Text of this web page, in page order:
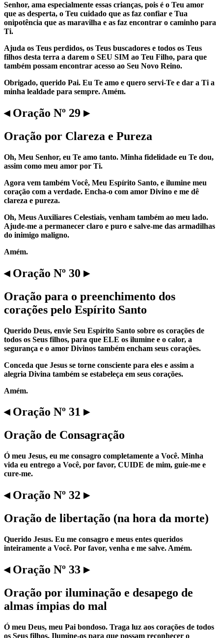
Senhor, ama especialmente essas crianças, pois é o Teu amor
que as desperta, o Teu cuidado que as faz confiar e Tua
onipotência que as maravilha e as faz encontrar o caminho para
Ti.
Ajuda os Teus perdidos, os Teus buscadores e todos os Teus
filhos desta terra a darem o SEU SIM ao Teu Filho, para que
também possam encontrar acesso ao Seu Novo Reino.
Obrigado, querido Pai. Eu Te amo e quero servi-Te e dar a Ti a
minha lealdade para sempre. Amém.
◂ Oração Nº 29 ▸
Oração por Clareza e Pureza
Oh, Meu Senhor, eu Te amo tanto. Minha fidelidade eu Te dou,
assim como meu amor por Ti.
Agora vem também Você, Meu Espírito Santo, e ilumine meu
coração com a verdade. Encha-o com amor Divino e me dê
clareza e pureza.
Oh, Meus Auxiliares Celestiais, venham também ao meu lado.
Ajude-me a permanecer claro e puro e salve-me das armadilhas
do inimigo maligno.
Amém.
◂ Oração Nº 30 ▸
Oração para o preenchimento dos
corações pelo Espírito Santo
Querido Deus, envie Seu Espírito Santo sobre os corações de
todos os Seus filhos, para que ELE os ilumine e o calor, a
segurança e o amor Divinos também encham seus corações.
Conceda que Jesus se torne consciente para eles e assim a
alegria Divina também se estabeleça em seus corações.
Amém.
◂ Oração Nº 31 ▸
Oração de Consagração
Ó meu Jesus, eu me consagro completamente a Você. Minha
vida eu entrego a Você, por favor, CUIDE de mim, guie-me e
cure-me.
◂ Oração Nº 32 ▸
Oração de libertação (na hora da morte)
Querido Jesus. Eu me consagro e meus entes queridos
inteiramente a Você. Por favor, venha e me salve. Amém.
◂ Oração Nº 33 ▸
Oração por iluminação e desapego de
almas ímpias do mal
Ó meu Deus, meu Pai bondoso. Traga luz aos corações de todos
os Seus filhos. Ilumine-os para que possam reconhecer o